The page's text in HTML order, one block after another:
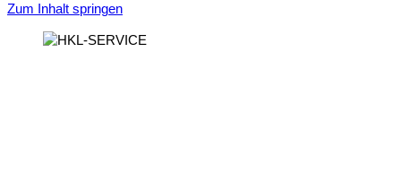
Zum Inhalt springen